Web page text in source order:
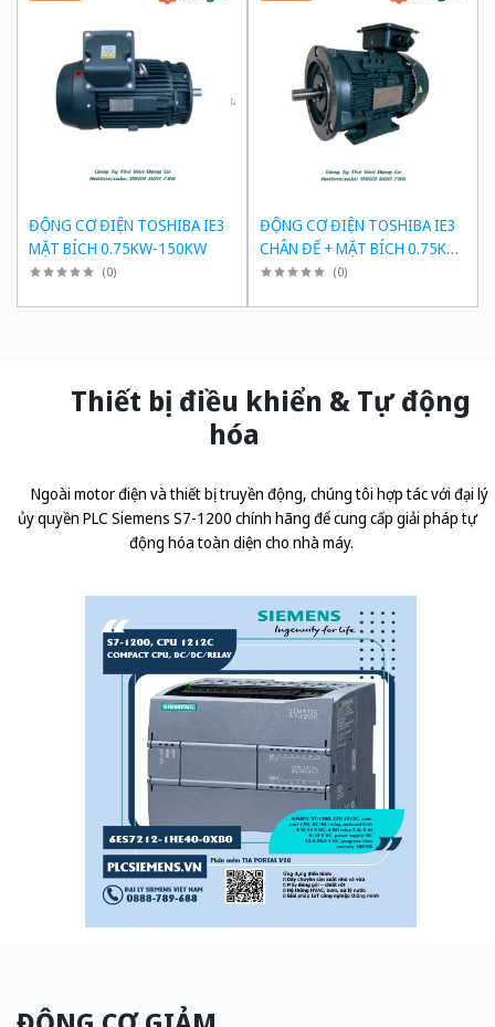
ĐỘNG CƠ ĐIỆN TOSHIBA IE3
MẶT BÍCH 0.75KW-150KW
(0)
ĐỘNG CƠ ĐIỆN TOSHIBA IE3
CHÂN ĐẾ + MẶT BÍCH 0.75KW-
150KW
(0)
Thiết bị điều khiển & Tự động
hóa
Ngoài motor điện và thiết bị truyền động, chúng tôi hợp tác với đại lý
ủy quyền PLC Siemens S7-1200 chính hãng để cung cấp giải pháp tự
động hóa toàn diện cho nhà máy.